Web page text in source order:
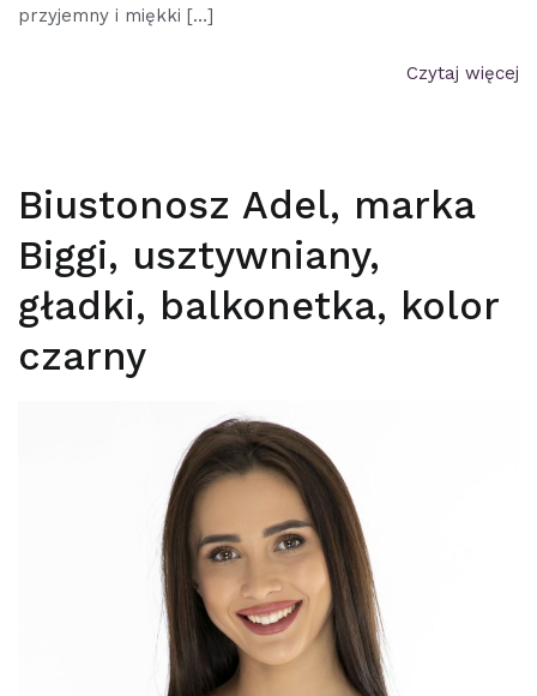
przyjemny i miękki […]
Czytaj więcej
Biustonosz Adel, marka
Biggi, usztywniany,
gładki, balkonetka, kolor
czarny